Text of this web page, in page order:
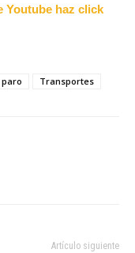
Youtube haz click
paro Transportes
Artículo siguiente